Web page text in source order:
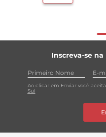
Inscreva-se
Ao clicar em Enviar você
Sul